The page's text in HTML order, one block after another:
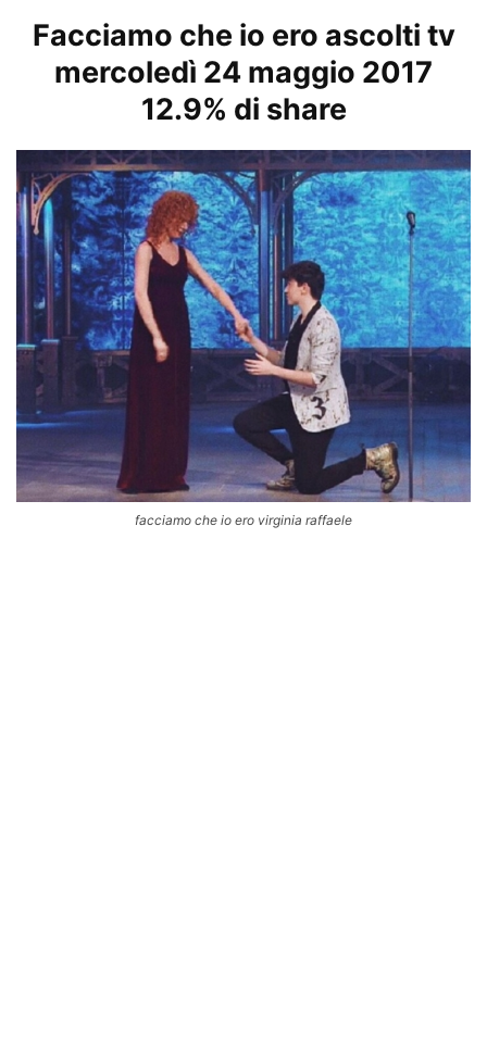
Facciamo che io ero ascolti tv
mercoledì 24 maggio 2017
12.9% di share
facciamo che io ero virginia raffaele